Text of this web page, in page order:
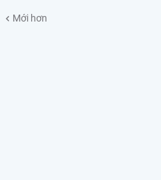
Mới hơn